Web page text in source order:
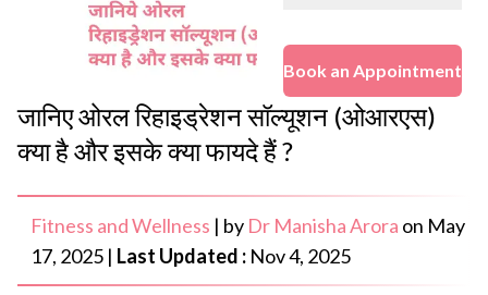
Book an Appointment
जानिए ओरल रिहाइड्रेशन सॉल्यूशन (ओआरएस)
क्या है और इसके क्या फायदे हैं ?
Fitness and Wellness | by Dr Manisha Arora on May
17, 2025 | Last Updated : Nov 4, 2025